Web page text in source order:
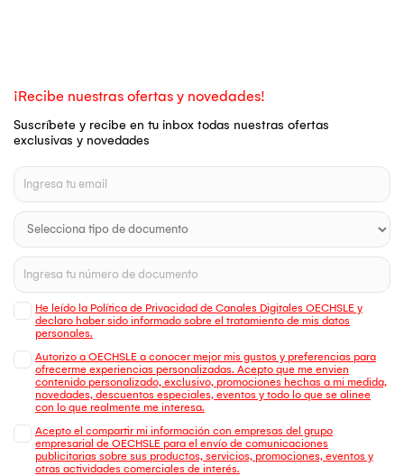
¡Recibe nuestras ofertas y novedades!
Suscríbete y recibe en tu inbox todas nuestras ofertas
exclusivas y novedades
He leído la Política de Privacidad de Canales Digitales OECHSLE y
declaro haber sido informado sobre el tratamiento de mis datos
personales.
Autorizo a OECHSLE a conocer mejor mis gustos y preferencias para
ofrecerme experiencias personalizadas. Acepto que me envien
contenido personalizado, exclusivo, promociones hechas a mi medida,
novedades, descuentos especiales, eventos y todo lo que se alinee
con lo que realmente me interesa.
Acepto el compartir mi información con empresas del grupo
empresarial de OECHSLE para el envío de comunicaciones
publicitarias sobre sus productos, servicios, promociones, eventos y
otras actividades comerciales de interés.